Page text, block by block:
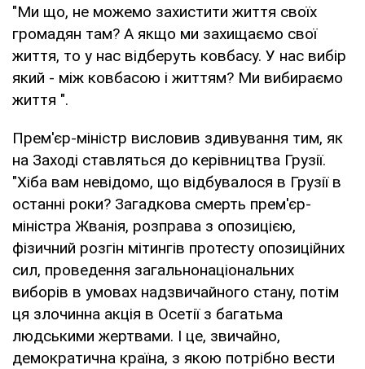
"Ми що, не можемо захистити життя своїх
громадян там? А якщо ми захищаємо свої
життя, то у нас відберуть ковбасу. У нас вибір
який - між ковбасою і життям? Ми вибираємо
життя ".
Прем'єр-міністр висловив здивування тим, як
на Заході ставляться до керівництва Грузії.
"Хіба вам невідомо, що відбувалося в Грузії в
останні роки? Загадкова смерть прем'єр-
міністра Жванія, розправа з опозицією,
фізичний розгін мітингів протесту опозиційних
сил, проведення загальнонаціональних
виборів в умовах надзвичайного стану, потім
ця злочинна акція в Осетії з багатьма
людськими жертвами. І це, звичайно,
демократична країна, з якою потрібно вести